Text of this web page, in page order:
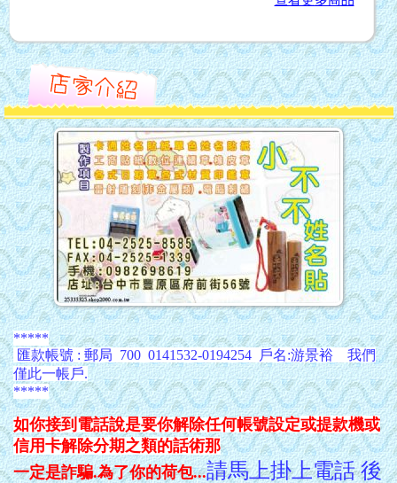
*****
匯款帳號 : 郵局 700 0141532-0194254 戶名:游景裕
我們
僅此一帳戶.
*****
如你接到電話說是要你解除任何帳號設定或提款機或
信用卡解除分期之類的話術那
一定是詐騙.為了你的荷包...請馬上掛上電話 後